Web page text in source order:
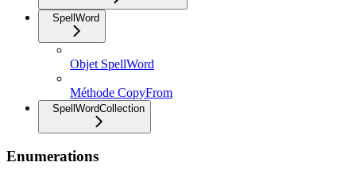
SpellWord
Objet SpellWord
Méthode CopyFrom
SpellWordCollection
Enumerations